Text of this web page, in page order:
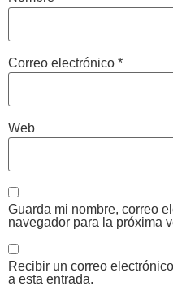
Correo electrónico *
Web
Guarda mi nombre, correo
navegador para la próxima
Recibir un correo
a esta entrada.